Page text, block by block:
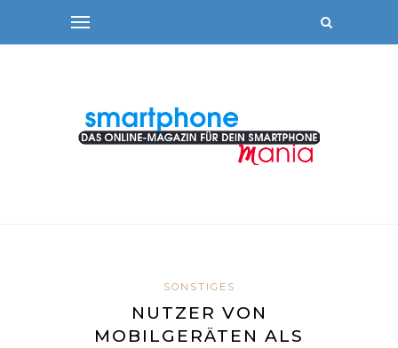
SONSTIGES
NUTZER VON
MOBILGERÄTEN ALS